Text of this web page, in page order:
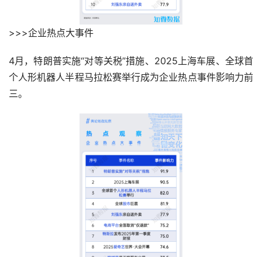
>>>企业热点大事件
4月，特朗普实施“对等关税”措施、2025上海车展、全球首
个人形机器人半程马拉松赛举行成为企业热点事件影响力前
三。